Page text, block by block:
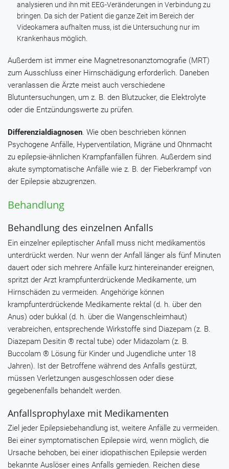
analysieren und ihn mit EEG-Veränderungen in Verbindung zu
bringen. Da sich der Patient die ganze Zeit im Bereich der
Videokamera aufhalten muss, ist die Untersuchung nur im
Krankenhaus möglich.
Außerdem ist immer eine Magnetresonanztomografie (MRT)
zum Ausschluss einer Hirnschädigung erforderlich. Daneben
veranlassen die Ärzte meist auch verschiedene
Blutuntersuchungen, um z. B. den Blutzucker, die Elektrolyte
oder die Entzündungswerte zu prüfen.
Differenzialdiagnosen. Wie oben beschrieben können
Psychogene Anfälle, Hyperventilation, Migräne und Ohnmacht
zu epilepsie-ähnlichen Krampfanfällen führen. Außerdem sind
akute symptomatische Anfälle wie z. B. der Fieberkrampf von
der Epilepsie abzugrenzen.
Behandlung
Behandlung des einzelnen Anfalls
Ein einzelner epileptischer Anfall muss nicht medikamentös
unterdrückt werden. Nur wenn der Anfall länger als fünf Minuten
dauert oder sich mehrere Anfälle kurz hintereinander ereignen,
spritzt der Arzt krampfunterdrückende Medikamente, um
Hirnschäden zu vermeiden. Angehörige können
krampfunterdrückende Medikamente rektal (d. h. über den
Anus) oder bukkal (d. h. über die Wangenschleimhaut)
verabreichen, entsprechende Wirkstoffe sind Diazepam (z. B.
Diazepam Desitin ® rectal tube) oder Midazolam (z. B
Buccolam ® Lösung für Kinder und Jugendliche unter 18
Jahren). Ist der Betroffene während des Anfalls gestürzt,
müssen Verletzungen ausgeschlossen oder diese
gegebenenfalls behandelt werden.
Anfallsprophylaxe mit Medikamenten
Ziel jeder Epilepsiebehandlung ist, weitere Anfälle zu vermeiden.
Bei einer symptomatischen Epilepsie wird, wenn möglich, die
Ursache behoben, bei einer idiopathischen Epilepsie werden
bekannte Auslöser eines Anfalls gemieden. Reichen diese